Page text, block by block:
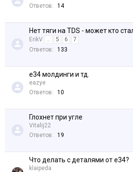
Ответов:
14
Нет тяги на TDS - может кто
ErikV ... 5 6
7
Ответов:
133
e34 молдинги и тд.
eazye
Ответов:
10
Глохнет при угле
Vitalij22
Ответов:
19
Что делать с деталями от е34?
klaipeda